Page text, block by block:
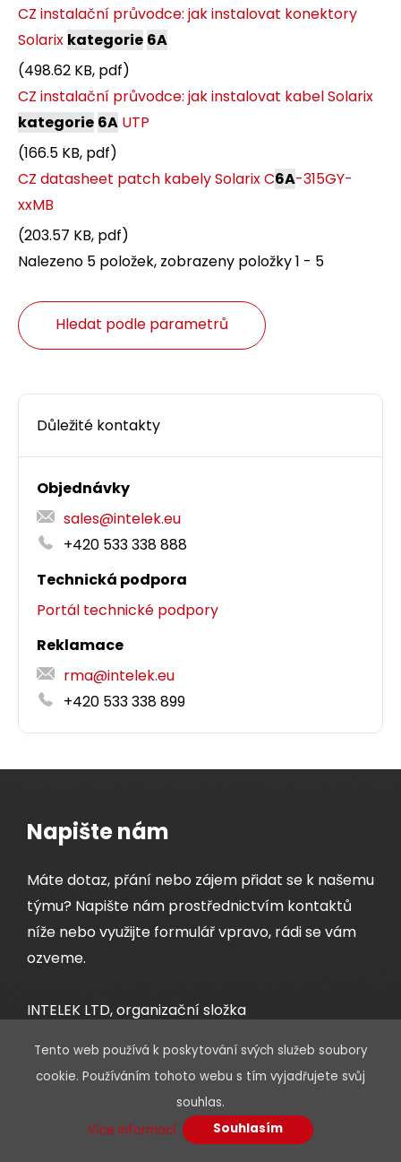
Důležité kontakty
Objednávky
sales@intelek.eu
+420 533 338 888
Technická podpora
Portál technické podpory
Reklamace
rma@intelek.eu
+420 533 338 899
CZ instalační průvodce: jak instalovat konektory
Solarix kategorie 6A
(498.62 KB, pdf)
CZ instalační průvodce: jak instalovat kabel Solarix
kategorie 6A UTP
(166.5 KB, pdf)
CZ datasheet patch kabely Solarix C6A-315GY-
xxMB
(203.57 KB, pdf)
Nalezeno 5 položek, zobrazeny položky 1 - 5
Hledat podle parametrů
Napište nám
Máte dotaz, přání nebo zájem přidat se k našemu
týmu? Napište nám prostřednictvím kontaktů
níže nebo využijte formulář vpravo, rádi se vám
ozveme.
INTELEK LTD, organizační složka
Email: info@intelek.cz, Tel.: +420 533 338 888
Tento web používá k poskytování svých služeb soubory
cookie. Používáním tohoto webu s tím vyjadřujete svůj
souhlas.
Více informací.
Souhlasím